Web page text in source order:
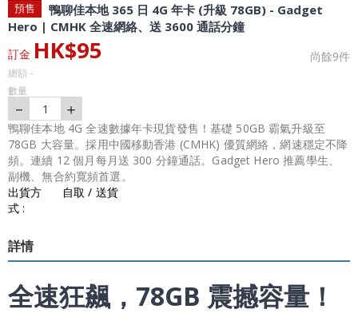
預售
鴨聊佳本地 365 日 4G 年卡 (升級 78GB) - Gadget
Hero | CMHK 全速網絡、送 3600 通話分鐘
訂金 HK$95 尚餘9件
總額 -
數量
－ 1 ＋
鴨聊佳本地 4G 全速數據年卡現貨發售！基礎 50GB 霸氣升級至
78GB 大容量。採用中國移動香港 (CMHK) 優質網絡，網速穩定不降
頻。連續 12 個月每月送 300 分鐘通話。Gadget Hero 推薦學生、
副機、無合約寬頻首選。
出貨方
式 :
自取 / 送貨
詳情
全速狂飆，78GB 震撼容量！